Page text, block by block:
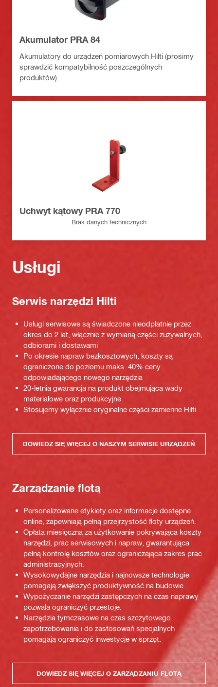
Akumulator PRA 84
Akumulatory do urządzeń pomiarowych Hilti (prosimy
sprawdzić kompatybilność poszczególnych
produktów)
Uchwyt kątowy PRA 770
Brak danych technicznych
Usługi
Serwis narzędzi Hilti
Usługi serwisowe są świadczone nieodpłatnie przez
okres do 2 lat, włącznie z wymianą części zużywalnych,
odbiorami i dostawami
Po okresie napraw bezkosztowych, koszty są
ograniczone do poziomu maks. 40% ceny
odpowiadającego nowego narzędzia
20-letnia gwarancja na produkt obejmująca wady
materiałowe oraz produkcyjne
Stosujemy wyłącznie oryginalne części zamienne Hilti
DOWIEDZ SIĘ WIĘCEJ O NASZYM SERWISIE URZĄDZEŃ
Zarządzanie flotą
Personalizowane etykiety oraz informacje dostępne
online, zapewniają pełną przejrzystość floty urządzeń.
Opłata miesięczna za użytkowanie pokrywająca koszty
narzędzi, prac serwisowych i napraw, gwarantująca
pełną kontrolę kosztów oraz ograniczająca zakres prac
administracyjnych.
Wysokowydajne narzędzia i najnowsze technologie
pomagają zwiększyć produktywność na budowie.
Wypożyczanie narzędzi zastępczych na czas naprawy
pozwala ograniczyć przestoje.
Narzędzia tymczasowe na czas szczytowego
zapotrzebowania i do zastosowań specjalnych
pomagają ograniczyć inwestycje w sprzęt.
DOWIEDZ SIĘ WIĘCEJ O ZARZĄDZANIU FLOTĄ